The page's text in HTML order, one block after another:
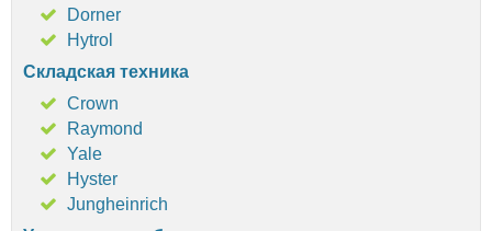
Dorner
Hytrol
Складская техника
Crown
Raymond
Yale
Hyster
Jungheinrich